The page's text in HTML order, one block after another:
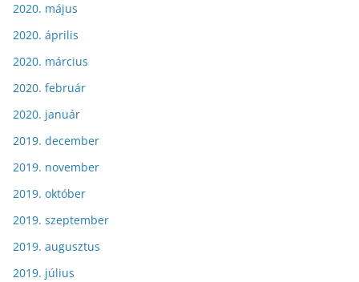
2020. május
2020. április
2020. március
2020. február
2020. január
2019. december
2019. november
2019. október
2019. szeptember
2019. augusztus
2019. július